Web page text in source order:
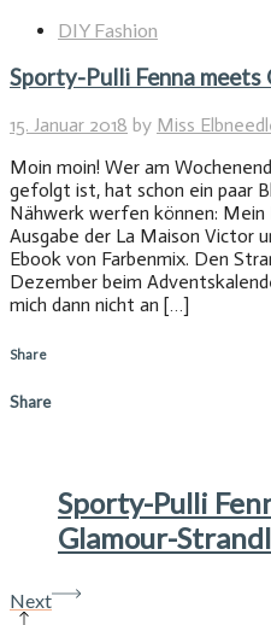
DIY Fashion
Sporty-Pulli Fenna
15. Januar 2018 by Miss
Moin moin! Wer am
gefolgt ist, hat schon ein paar
Nähwerk werfen können: Mein
Ausgabe der La Maison Victor
Ebook von Farbenmix. Den
Dezember beim
mich dann nicht an […]
Share
Share
Sporty-Pulli
Glamour-
Next